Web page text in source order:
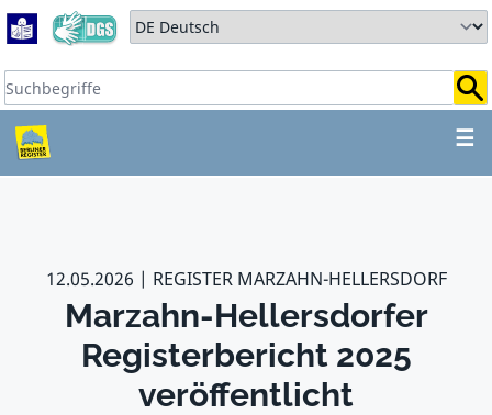
Zum Hauptbereich springen
Zum Hauptmenü springen
Sprache auswählen:
Suchbegriffe:
☰
ZUM HAUPTBEREICH
12.05.2026 REGISTER MARZAHN-HELLERSDORF
Marzahn-Hellersdorfer
Registerbericht 2025
veröffentlicht